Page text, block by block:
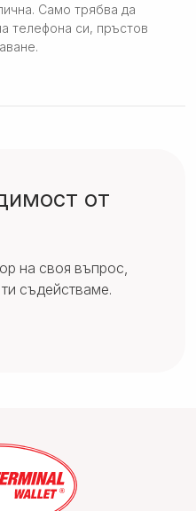
Само трябва да
телефона си, пръстов
от
на своя въпрос,
съдействаме.